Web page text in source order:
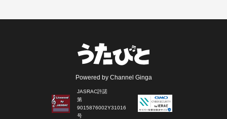
Powered by Channel Ginga
JASRAC許諾
第
9015876002Y31016
号